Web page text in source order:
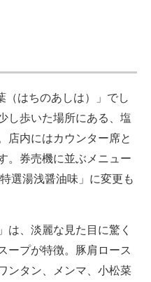
はちのあしは）」でし
し歩いた場所にある、塩
店内にはカウンター席と
。券売機に並ぶメニュー
選湯浅醤油味」に変更も
、淡麗な見た目に驚く
ープが特徴。豚肩ロース
ンタン、メンマ、小松菜